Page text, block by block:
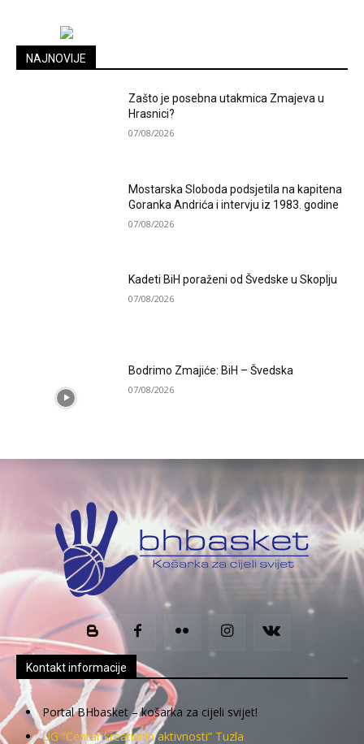
NAJNOVIJE
Zašto je posebna utakmica Zmajeva u
Hrasnici?
07/08/2026
Mostarska Sloboda podsjetila na kapitena
Goranka Andrića i intervju iz 1983. godine
07/08/2026
Kadeti BiH poraženi od Švedske u Skoplju
07/08/2026
Bodrimo Zmajiće: BiH – Švedska
07/08/2026
Kontakt informacije
Portal BHbasket – košarka za cijeli svijet!
UG “Centar kreativnih aktivnosti” Tuzla